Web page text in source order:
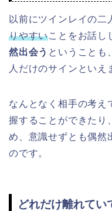
以前にツインレイの二
りやすいことをお話し
然出会う ということも
人だけのサインといえ
なんとなく相手の考え
握することができたり
め、意識せずとも偶然
のです。
どれだけ離れてい